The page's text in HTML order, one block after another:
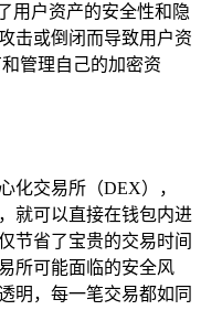
用户资产的安全性和隐
击或倒闭而导致用户资
管理自己的加密资
化交易所（DEX），
就可以直接在钱包内进
节省了宝贵的交易时间
所可能面临的安全风
明，每一笔交易都如同